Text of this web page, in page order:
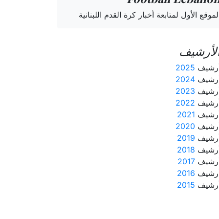
الأول لمتابعة أخبار كرة القدم اللبنانية
2025
2024
2023
2022
2021
2020
2019
2018
2017
2016
2015